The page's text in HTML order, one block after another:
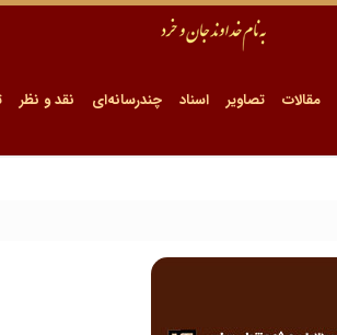
مقالات تصاویر اسناد چندرسانه‌ای نقد و نظر